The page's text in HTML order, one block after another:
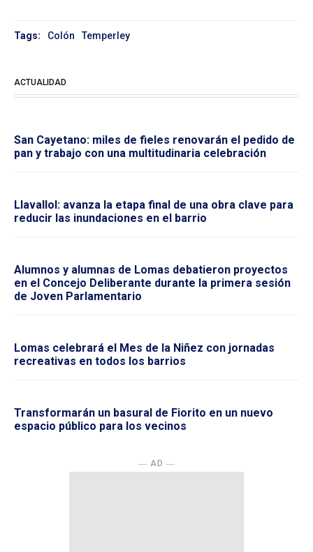
Tags: Colón Temperley
ACTUALIDAD
San Cayetano: miles de fieles renovarán el pedido de
pan y trabajo con una multitudinaria celebración
Llavallol: avanza la etapa final de una obra clave para
reducir las inundaciones en el barrio
Alumnos y alumnas de Lomas debatieron proyectos
en el Concejo Deliberante durante la primera sesión
de Joven Parlamentario
Lomas celebrará el Mes de la Niñez con jornadas
recreativas en todos los barrios
Transformarán un basural de Fiorito en un nuevo
espacio público para los vecinos
― AD ―